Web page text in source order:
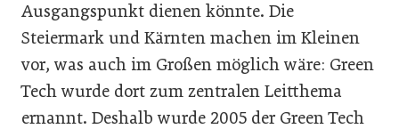
Ausgangspunkt dienen könnte. Die
Steiermark und Kärnten machen im Kleinen
vor, was auch im Großen möglich wäre: Green
Tech wurde dort zum zentralen Leitthema
ernannt. Deshalb wurde 2005 der Green Tech